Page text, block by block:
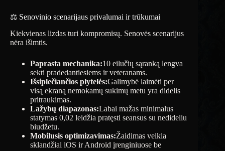
⚖️ Senovinio scenarijaus privalumai ir trūkumai
Kiekvienas lizdas turi kompromisų. Senovės scenarijus
nėra išimtis.
Paprasta mechanika:10 eilučių sąranką lengva
sekti pradedantiesiems ir veteranams.
Išsiplečiančios plytelės:Galimybė laimėti per
visą ekraną nemokamų sukimų metu yra didelis
pritraukimas.
Lažybų diapazonas:Labai mažas minimalus
statymas 0,02 leidžia pratęsti seansus su nedideliu
biudžetu.
Mobilusis optimizavimas:Žaidimas veikia
sklandžiai iOS ir Android įrenginiuose be